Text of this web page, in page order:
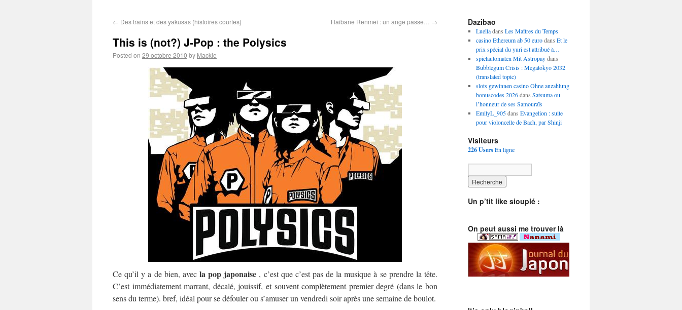
← Des trains et des yakusas (histoires courtes) Haibane Renmei : un ange passe… →
This is (not?) J-Pop : the Polysics
Posted on 29 octobre 2010 by Mackie
Ce qu’il y a de bien, avec la pop japonaise , c’est que c’est pas de la musique à se prendre la tête.
C’est immédiatement marrant, décalé, jouissif, et souvent complètement premier degré (dans le bon
sens du terme). bref, idéal pour se défouler ou s’amuser un vendredi soir après une semaine de boulot.
Dazibao
Luelladans Les Maîtres du Temps
casino Ethereum ab 50 eurodans Et le
prix spécial du yuri est attribué à…
spielautomaten Mit Astropaydans
Bubblegum Crisis : Megatokyo 2032
(translated topic)
slots gewinnen casino Ohne anzahlung
bonuscodes 2026dans Satsuma ou
l’honneur de ses Samouraïs
EmilyL_905dans Evangelion : suite
pour violoncelle de Bach, par Shinji
Visiteurs
226 UsersEn ligne
Un p’tit like siouplé :
On peut aussi me trouver là